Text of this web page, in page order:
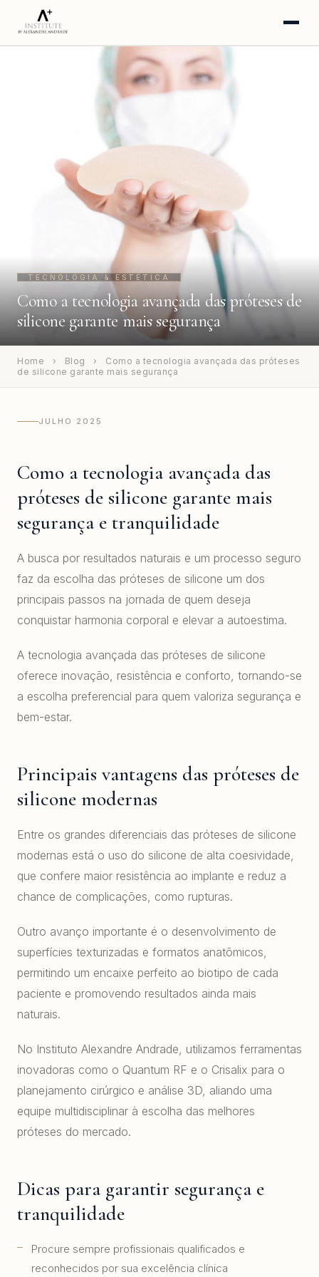
PROCEDIMENTOS
INSTAGRAM
WHATSAPP · AGENDAR
TECNOLOGIA & ESTÉTICA
Como a tecnologia avançada das próteses de
silicone garante mais segurança
Home › Blog ›
Como a tecnologia avançada das próteses
de silicone garante mais segurança
JULHO 2025
Como a tecnologia avançada das
próteses de silicone garante mais
segurança e tranquilidade
A busca por resultados naturais e um processo seguro
faz da escolha das próteses de silicone um dos
principais passos na jornada de quem deseja
conquistar harmonia corporal e elevar a autoestima.
A tecnologia avançada das próteses de silicone
oferece inovação, resistência e conforto, tornando-se
a escolha preferencial para quem valoriza segurança e
bem-estar.
Principais vantagens das próteses de
silicone modernas
Entre os grandes diferenciais das próteses de silicone
modernas está o uso do silicone de alta coesividade,
que confere maior resistência ao implante e reduz a
chance de complicações, como rupturas.
Outro avanço importante é o desenvolvimento de
superfícies texturizadas e formatos anatômicos,
permitindo um encaixe perfeito ao biotipo de cada
paciente e promovendo resultados ainda mais
naturais.
No Instituto Alexandre Andrade, utilizamos ferramentas
inovadoras como o Quantum RF e o Crisalix para o
planejamento cirúrgico e análise 3D, aliando uma
equipe multidisciplinar à escolha das melhores
próteses do mercado.
Dicas para garantir segurança e
tranquilidade
Procure sempre profissionais qualificados e
reconhecidos por sua excelência clínica